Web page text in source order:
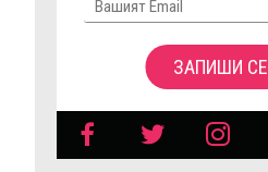
ЗАПИШИ СЕ